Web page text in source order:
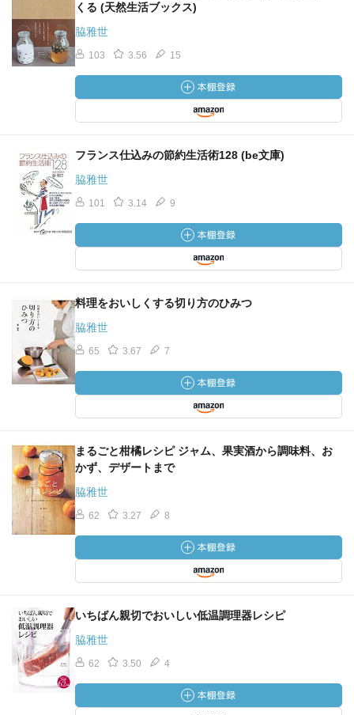
くる (天然生活ブックス)
脇雅世
103 3.56 15
フランス仕込みの節約生活術128 (be文庫)
脇雅世
101 3.14 9
料理をおいしくする切り方のひみつ
脇雅世
65 3.67 7
まるごと柑橘レシピ ジャム、果実酒から調味料、お
かず、デザートまで
脇雅世
62 3.27 8
いちばん親切でおいしい低温調理器レシピ
脇雅世
62 3.50 4